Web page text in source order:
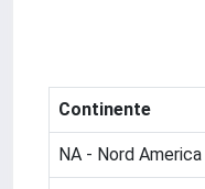
Continente
NA - Nord America